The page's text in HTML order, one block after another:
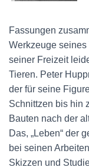
Fassungen
Werkzeuge
seiner Freizeit
Tieren. Peter
der für seine
Schnittzen bis hin
Bauten nach der
Das, „Leben“ der
bei seinen
Skizzen und